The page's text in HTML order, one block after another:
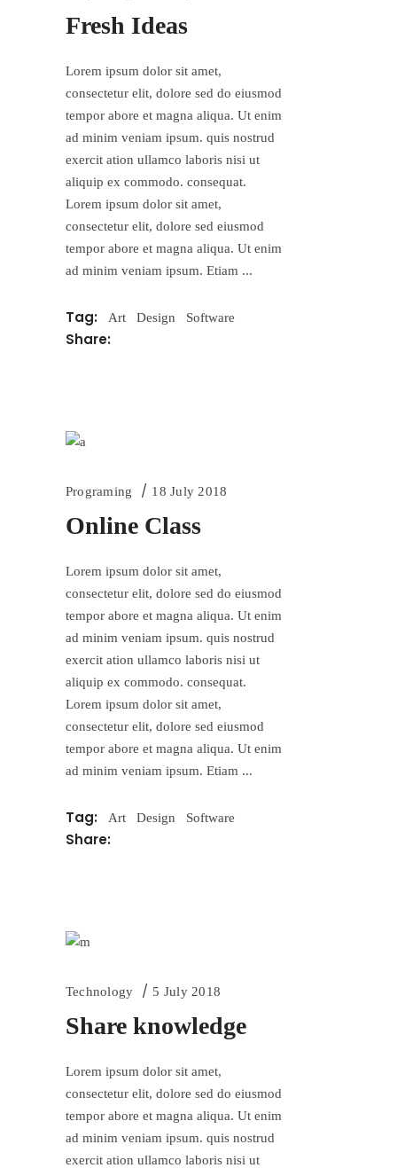
Fresh Ideas
Lorem ipsum dolor sit amet,
consectetur elit, dolore sed do eiusmod
tempor abore et magna aliqua. Ut enim
ad minim veniam ipsum. quis nostrud
exercit ation ullamco laboris nisi ut
aliquip ex commodo. consequat.
Lorem ipsum dolor sit amet,
consectetur elit, dolore sed eiusmod
tempor abore et magna aliqua. Ut enim
ad minim veniam ipsum. Etiam
Tag: Art Design Software
Share:
Programing 18 July 2018
Online Class
Lorem ipsum dolor sit amet,
consectetur elit, dolore sed do eiusmod
tempor abore et magna aliqua. Ut enim
ad minim veniam ipsum. quis nostrud
exercit ation ullamco laboris nisi ut
aliquip ex commodo. consequat.
Lorem ipsum dolor sit amet,
consectetur elit, dolore sed eiusmod
tempor abore et magna aliqua. Ut enim
ad minim veniam ipsum. Etiam
Tag: Art Design Software
Share:
Technology 5 July 2018
Share knowledge
Lorem ipsum dolor sit amet,
consectetur elit, dolore sed do eiusmod
tempor abore et magna aliqua. Ut enim
ad minim veniam ipsum. quis nostrud
exercit ation ullamco laboris nisi ut